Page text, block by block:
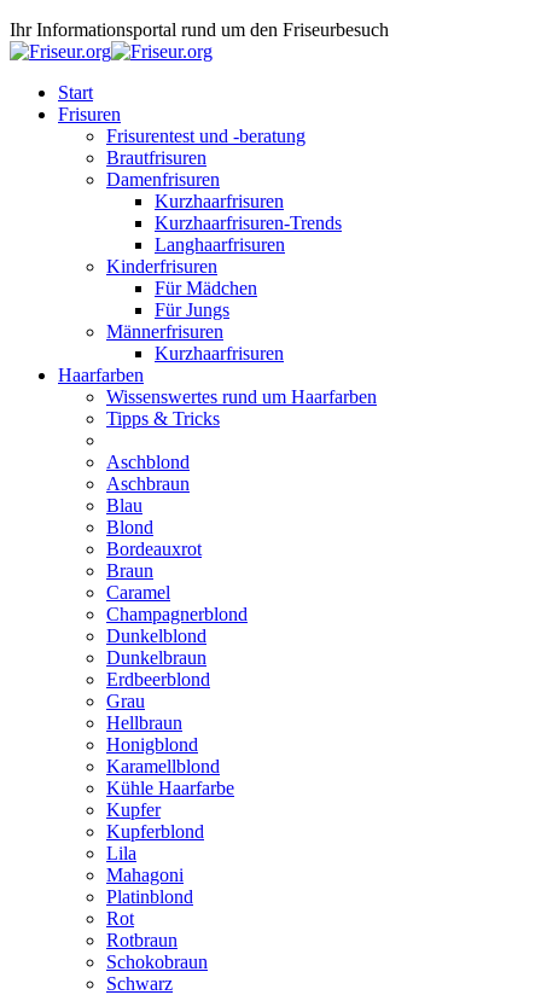
Ihr Informationsportal rund um den Friseurbesuch
Start
Frisuren
Frisurentest und -beratung
Brautfrisuren
Damenfrisuren
Kurzhaarfrisuren
Kurzhaarfrisuren-Trends
Langhaarfrisuren
Kinderfrisuren
Für Mädchen
Für Jungs
Männerfrisuren
Kurzhaarfrisuren
Haarfarben
Wissenswertes rund um Haarfarben
Tipps & Tricks
Aschblond
Aschbraun
Blau
Blond
Bordeauxrot
Braun
Caramel
Champagnerblond
Dunkelblond
Dunkelbraun
Erdbeerblond
Grau
Hellbraun
Honigblond
Karamellblond
Kühle Haarfarbe
Kupfer
Kupferblond
Lila
Mahagoni
Platinblond
Rot
Rotbraun
Schokobraun
Schwarz